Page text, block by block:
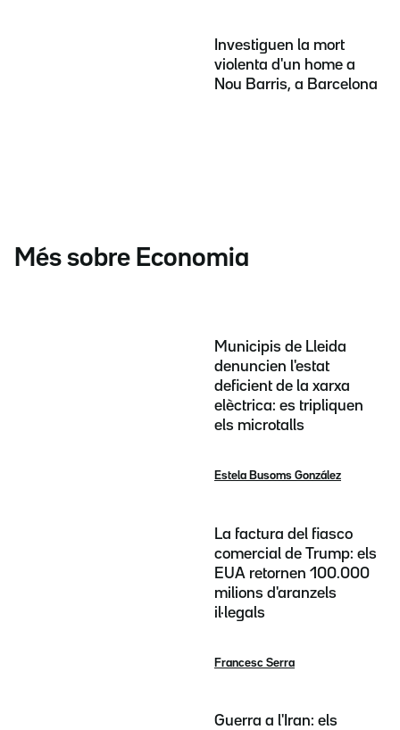
Investiguen la mort
violenta d'un home a
Nou Barris, a Barcelona
Més sobre Economia
Municipis de Lleida
denuncien l'estat
deficient de la xarxa
elèctrica: es tripliquen
els microtalls
Estela Busoms González
La factura del fiasco
comercial de Trump: els
EUA retornen 100.000
milions d'aranzels
il·legals
Francesc Serra
Guerra a l'Iran: els